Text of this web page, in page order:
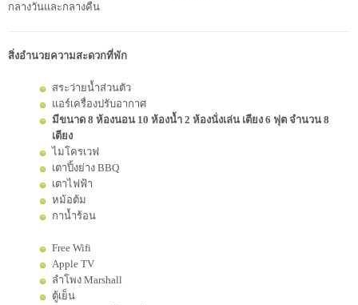
กลางวันและกลางคืน
สิ่งอำนวยความสะดวกที่พัก
สระว่ายน้ำส่วนตัว
แอร์เครื่องปรับอากาศ
มีขนาด 8 ห้องนอน 10 ห้องน้ำ 2 ห้องนั่งเล่น เตียง 6 ฟุต จำนวน 8
เตียง
ไมโครเวฟ
เตาปิ้งย่าง BBQ
เตาไฟฟ้า
หม้อต้ม
กาน้ำร้อน
Free Wifi
Apple TV
ลำโพง Marshall
ตู้เย็น